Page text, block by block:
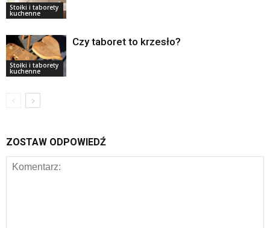
Stołki i taborety
kuchenne
Stołki i taborety
kuchenne
Czy taboret to krzesło?
ZOSTAW ODPOWIEDŹ